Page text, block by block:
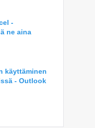
-
ne aina
käyttäminen
- Outlook